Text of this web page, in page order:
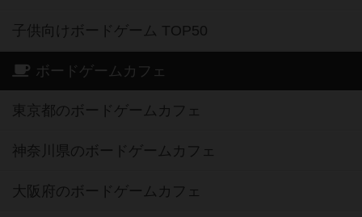
子供向けボードゲーム TOP50
ボードゲームカフェ
東京都のボードゲームカフェ
神奈川県のボードゲームカフェ
大阪府のボードゲームカフェ